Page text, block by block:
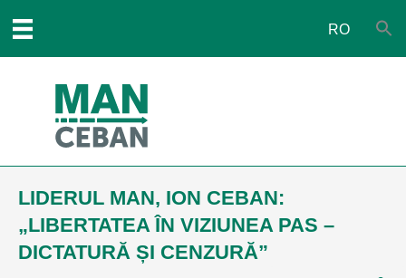
RO
LIDERUL MAN, ION CEBAN:
„LIBERTATEA ÎN VIZIUNEA PAS –
DICTATURĂ ȘI CENZURĂ”